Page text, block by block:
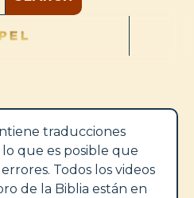
traducciones
que es posible que
Todos los videos
de la Biblia están en